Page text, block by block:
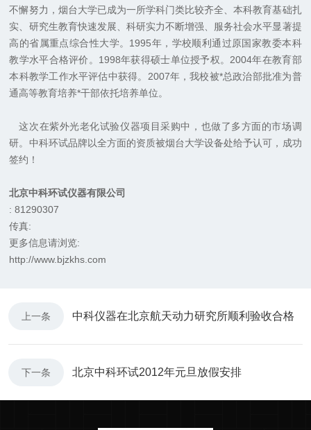
不懈努力，烟台大学已成为一所学科门类比较齐全、本科教育基础扎
实、研究生教育快速发展、科研实力不断增强、服务社会水平显著提
高的省属重点综合性大学。 1995年，学校顺利通过原国家教委本科
教学水平合格评价。 1998年获得硕士单位授予权。 2004年在教育部
本科教学工作水平评估中获得。 2007年，我校被*总政治部批准为普
通高等教育培养*干部依托培养单位。
这次在紫外光老化试验仪器项目采购中，也做了多方面的市场调
研。中科环试品牌以全方面的资质被烟台大学设备处给予认可，成功
签约！
北京中科环试仪器有限公司
: 81290307
传真:
更多信息请浏览:
http://www.bjzkhs.com
上一条 中科仪器在北京航天动力研究所顺利验收合格
下一条 北京中科环试2012年元旦放假安排